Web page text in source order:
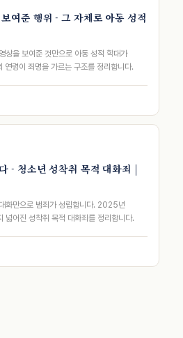
여준 행위 - 그 자체로 아동 성적
상을 보여준 것만으로 아동 성적 학대가
연령이 죄명을 가르는 구조를 정리합니다.
- 청소년 성착취 목적 대화죄 |
화만으로 범죄가 성립합니다. 2025년
넓어진 성착취 목적 대화죄를 정리합니다.